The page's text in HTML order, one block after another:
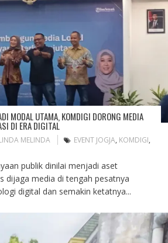
MODAL UTAMA, KOMDIGI DORONG MEDIA
DI ERA DIGITAL
MELINDA EVENT JOGJA, KOMDIGI,
publik dinilai menjadi aset
dijaga media di tengah pesatnya
digital dan semakin ketatnya...